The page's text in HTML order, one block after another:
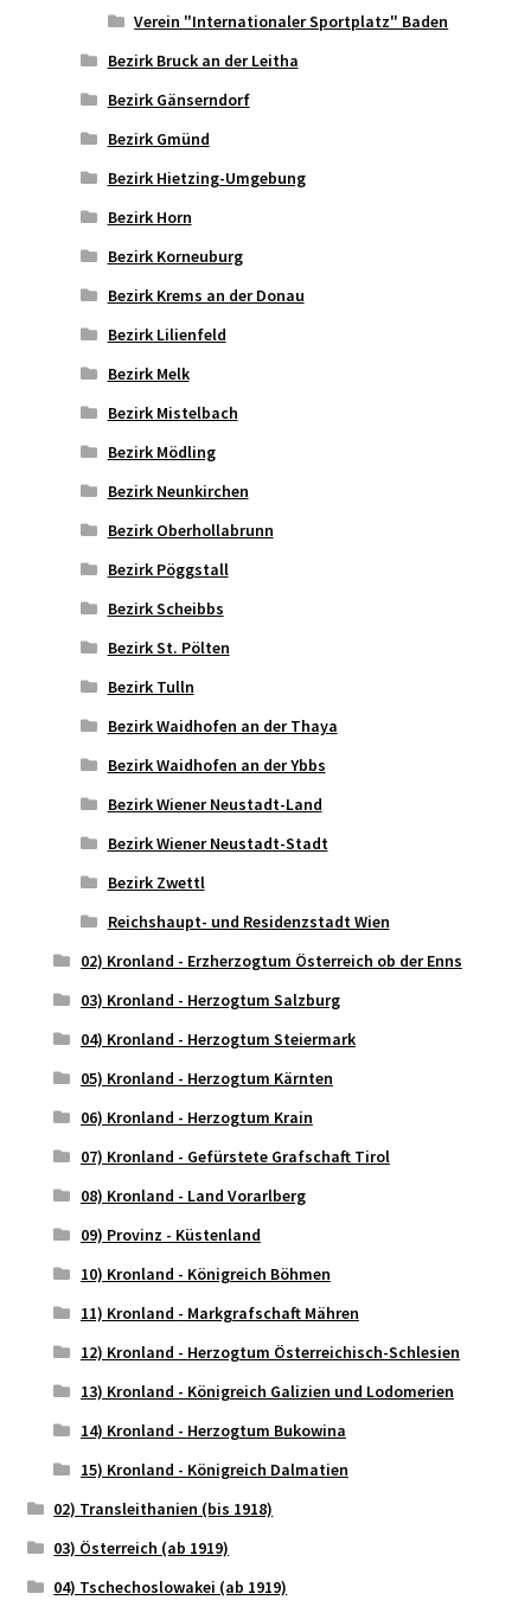
Verein "Internationaler Sportplatz" Baden
Bezirk Bruck an der Leitha
Bezirk Gänserndorf
Bezirk Gmünd
Bezirk Hietzing-Umgebung
Bezirk Horn
Bezirk Korneuburg
Bezirk Krems an der Donau
Bezirk Lilienfeld
Bezirk Melk
Bezirk Mistelbach
Bezirk Mödling
Bezirk Neunkirchen
Bezirk Oberhollabrunn
Bezirk Pöggstall
Bezirk Scheibbs
Bezirk St. Pölten
Bezirk Tulln
Bezirk Waidhofen an der Thaya
Bezirk Waidhofen an der Ybbs
Bezirk Wiener Neustadt-Land
Bezirk Wiener Neustadt-Stadt
Bezirk Zwettl
Reichshaupt- und Residenzstadt Wien
02) Kronland - Erzherzogtum Österreich ob der Enns
03) Kronland - Herzogtum Salzburg
04) Kronland - Herzogtum Steiermark
05) Kronland - Herzogtum Kärnten
06) Kronland - Herzogtum Krain
07) Kronland - Gefürstete Grafschaft Tirol
08) Kronland - Land Vorarlberg
09) Provinz - Küstenland
10) Kronland - Königreich Böhmen
11) Kronland - Markgrafschaft Mähren
12) Kronland - Herzogtum Österreichisch-Schlesien
13) Kronland - Königreich Galizien und Lodomerien
14) Kronland - Herzogtum Bukowina
15) Kronland - Königreich Dalmatien
02) Transleithanien (bis 1918)
03) Österreich (ab 1919)
04) Tschechoslowakei (ab 1919)